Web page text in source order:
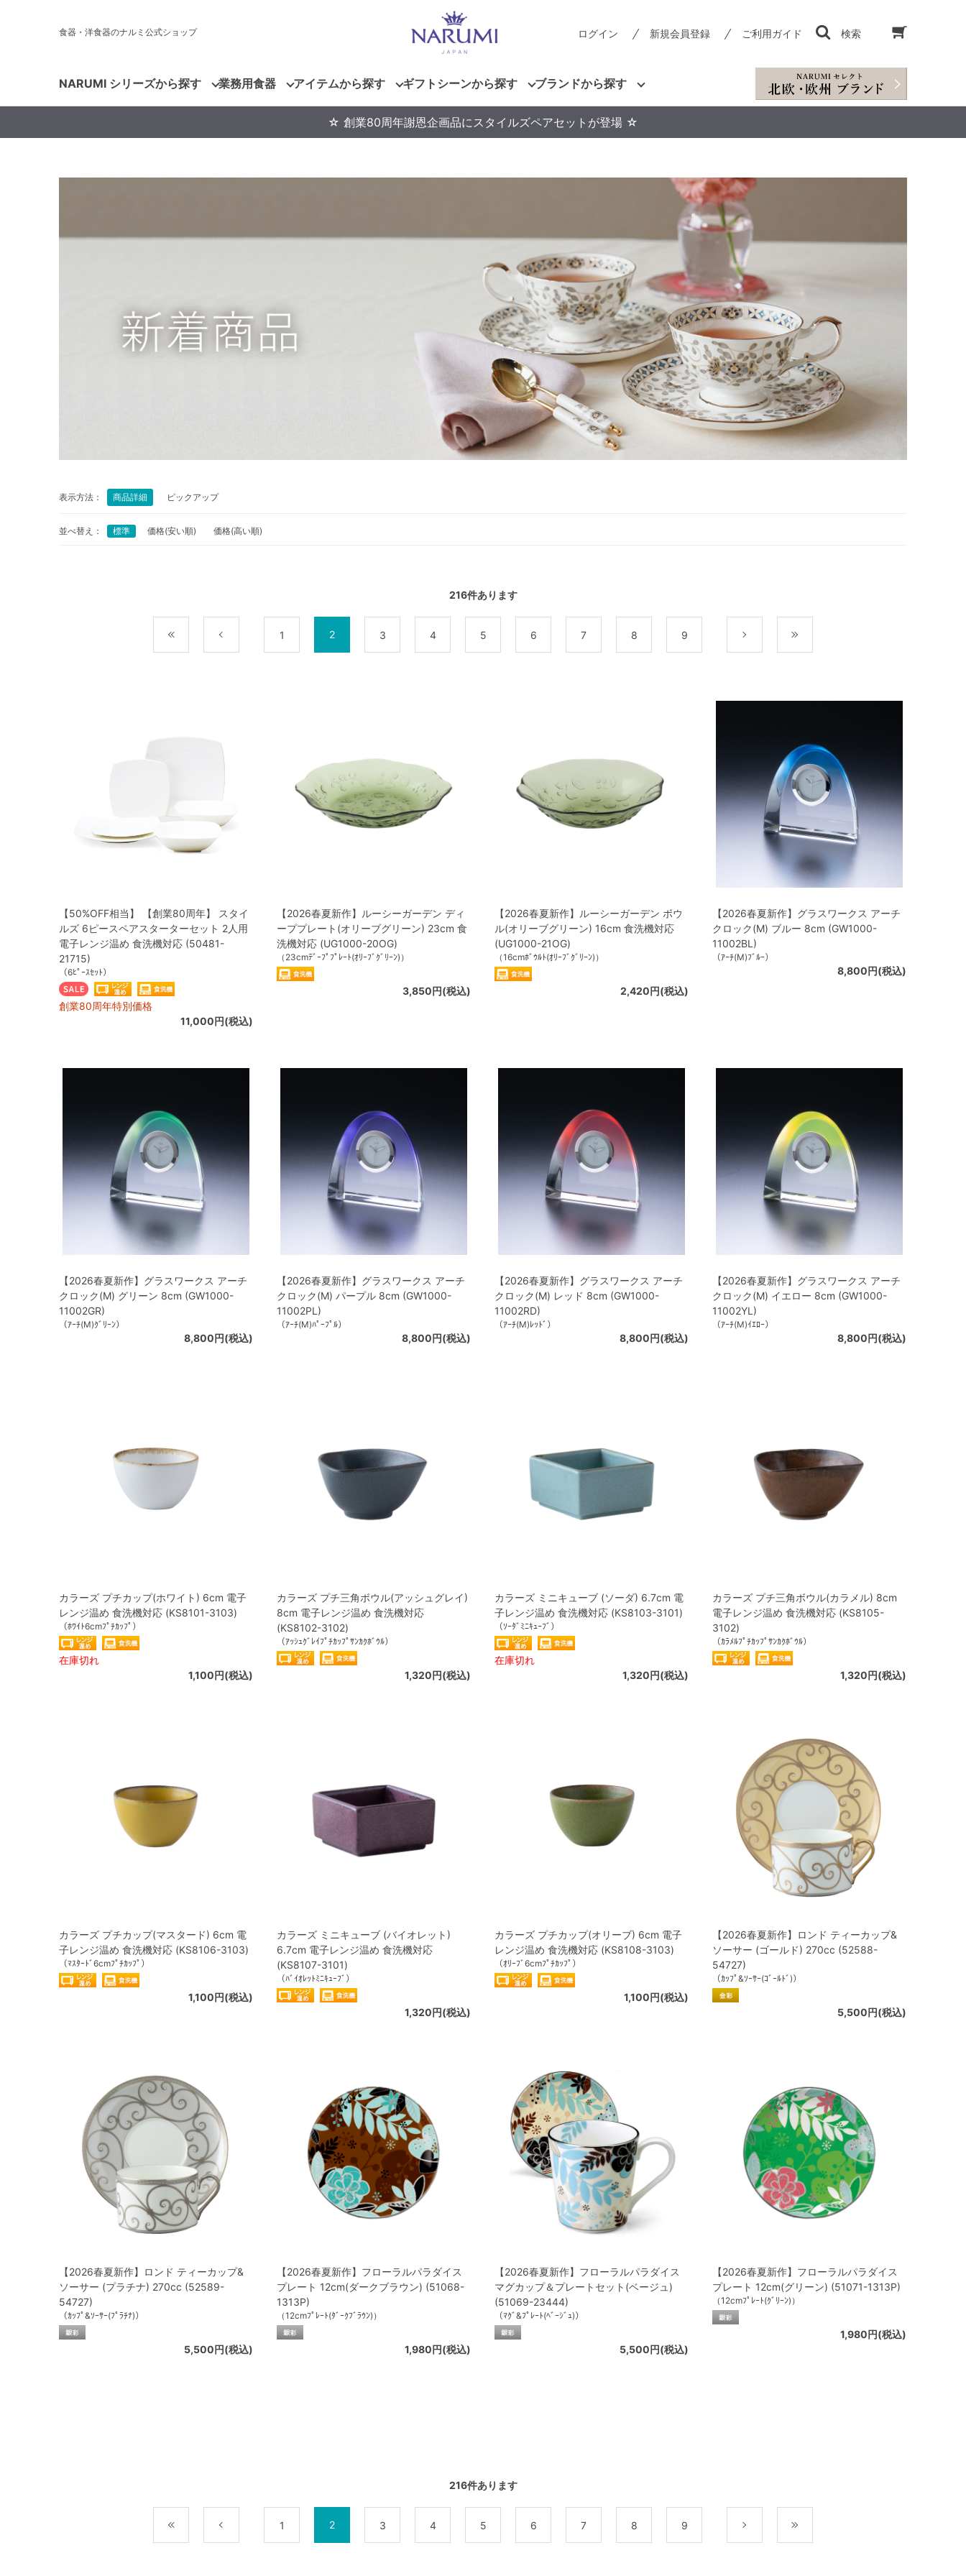
食器・洋食器のナルミ公式ショップ ログイン 新規会員登録 ご利用ガイド 検索
NARUMI シリーズから探す 業務用食器 アイテムから探す ギフトシーンから探す ブランドから探す
☆ 創業80周年謝恩企画品にスタイルズペアセットが登場 ☆
表示方法： 商品詳細 ピックアップ
並べ替え： 標準 価格(安い順) 価格(高い順)
216件あります
1 2 3 4 5 6 7 8 9
【50%OFF相当】 【創業80周年】 スタイ
ルズ 6ピースペアスターターセット 2人用
電子レンジ温め 食洗機対応 (50481-
21715)
（6ﾋﾟｰｽｾｯﾄ）
創業80周年特別価格
11,000円(税込)
【2026春夏新作】ルーシーガーデン ディ
ーププレート(オリーブグリーン) 23cm 食
洗機対応 (UG1000-20OG)
（23cmﾃﾞｰﾌﾟﾌﾟﾚｰﾄ(ｵﾘｰﾌﾞｸﾞﾘｰﾝ)）
3,850円(税込)
【2026春夏新作】ルーシーガーデン ボウ
ル(オリーブグリーン) 16cm 食洗機対応
(UG1000-21OG)
（16cmﾎﾞｳﾙﾄ(ｵﾘｰﾌﾞｸﾞﾘｰﾝ)）
2,420円(税込)
【2026春夏新作】グラスワークス アーチ
クロック(M) ブルー 8cm (GW1000-
11002BL)
（ｱｰﾁ(M)ﾌﾞﾙｰ）
8,800円(税込)
【2026春夏新作】グラスワークス アーチ
クロック(M) グリーン 8cm (GW1000-
11002GR)
（ｱｰﾁ(M)ｸﾞﾘｰﾝ）
8,800円(税込)
【2026春夏新作】グラスワークス アーチ
クロック(M) パープル 8cm (GW1000-
11002PL)
（ｱｰﾁ(M)ﾊﾟｰﾌﾟﾙ）
8,800円(税込)
【2026春夏新作】グラスワークス アーチ
クロック(M) レッド 8cm (GW1000-
11002RD)
（ｱｰﾁ(M)ﾚｯﾄﾞ）
8,800円(税込)
【2026春夏新作】グラスワークス アーチ
クロック(M) イエロー 8cm (GW1000-
11002YL)
（ｱｰﾁ(M)ｲｴﾛｰ）
8,800円(税込)
カラーズ プチカップ(ホワイト) 6cm 電子
レンジ温め 食洗機対応 (KS8101-3103)
（ﾎﾜｲﾄ6cmﾌﾟﾁｶｯﾌﾟ）
在庫切れ
1,100円(税込)
カラーズ プチ三角ボウル(アッシュグレイ)
8cm 電子レンジ温め 食洗機対応
(KS8102-3102)
（ｱｯｼｭｸﾞﾚｲﾌﾟﾁｶｯﾌﾟｻﾝｶｸﾎﾞｳﾙ）
1,320円(税込)
カラーズ ミニキューブ (ソーダ) 6.7cm 電
子レンジ温め 食洗機対応 (KS8103-3101)
（ｿｰﾀﾞﾐﾆｷｭｰﾌﾞ）
在庫切れ
1,320円(税込)
カラーズ プチ三角ボウル(カラメル) 8cm
電子レンジ温め 食洗機対応 (KS8105-
3102)
（ｶﾗﾒﾙﾌﾟﾁｶｯﾌﾟｻﾝｶｸﾎﾞｳﾙ）
1,320円(税込)
カラーズ プチカップ(マスタード) 6cm 電
子レンジ温め 食洗機対応 (KS8106-3103)
（ﾏｽﾀｰﾄﾞ6cmﾌﾟﾁｶｯﾌﾟ）
1,100円(税込)
カラーズ ミニキューブ (バイオレット)
6.7cm 電子レンジ温め 食洗機対応
(KS8107-3101)
（ﾊﾞｲｵﾚｯﾄﾐﾆｷｭｰﾌﾞ）
1,320円(税込)
カラーズ プチカップ(オリーブ) 6cm 電子
レンジ温め 食洗機対応 (KS8108-3103)
（ｵﾘｰﾌﾞ6cmﾌﾟﾁｶｯﾌﾟ）
1,100円(税込)
【2026春夏新作】ロンド ティーカップ&
ソーサー (ゴールド) 270cc (52588-
54727)
（ｶｯﾌﾟ&ｿｰｻｰ(ｺﾞｰﾙﾄﾞ)）
5,500円(税込)
【2026春夏新作】ロンド ティーカップ&
ソーサー (プラチナ) 270cc (52589-
54727)
（ｶｯﾌﾟ&ｿｰｻｰ(ﾌﾟﾗﾁﾅ)）
5,500円(税込)
【2026春夏新作】フローラルパラダイス
プレート 12cm(ダークブラウン) (51068-
1313P)
（12cmﾌﾟﾚｰﾄ(ﾀﾞｰｸﾌﾞﾗｳﾝ)）
1,980円(税込)
【2026春夏新作】フローラルパラダイス
マグカップ＆プレートセット(ベージュ)
(51069-23444)
（ﾏｸﾞ&ﾌﾟﾚｰﾄ(ﾍﾞｰｼﾞｭ)）
5,500円(税込)
【2026春夏新作】フローラルパラダイス
プレート 12cm(グリーン) (51071-1313P)
（12cmﾌﾟﾚｰﾄ(ｸﾞﾘｰﾝ)）
1,980円(税込)
216件あります
1 2 3 4 5 6 7 8 9